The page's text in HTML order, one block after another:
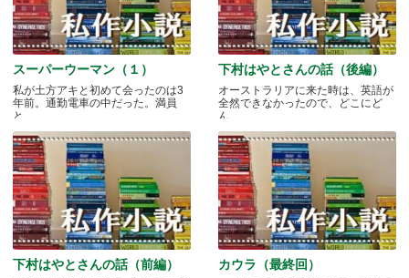
スーパーウーマン（１）
私が土方アキと初めて会ったのは3
年前。通勤電車の中だった。満員
と.....
下村はやとさんの話（後編）
オーストラリアに来た時は、英語が
全然できなかったので、どこにど
ん.....
下村はやとさんの話（前編） カウラ（最終回）